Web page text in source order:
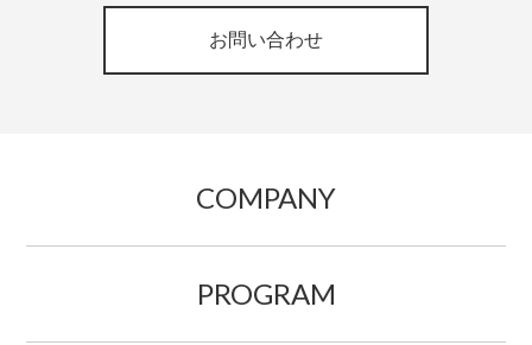
お問い合わせ
COMPANY
PROGRAM